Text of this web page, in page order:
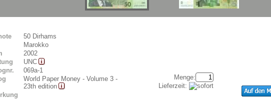
50 Dirhams
Marokko
2002
UNC
069a-1
World Paper Money - Volume 3 -
23th edition
Menge:
Lieferzeit: